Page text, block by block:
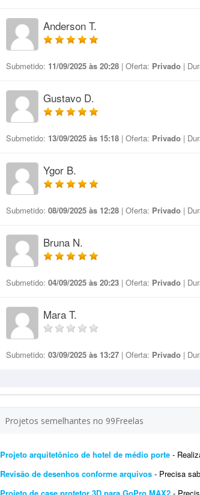
Anderson T.
Submetido: 11/09/2025 às 20:28 | Oferta: Privado |
Gustavo D.
Submetido: 13/09/2025 às 15:18 | Oferta: Privado |
Ygor B.
Submetido: 08/09/2025 às 12:28 | Oferta: Privado |
Bruna N.
Submetido: 04/09/2025 às 20:23 | Oferta: Privado |
Mara T.
Submetido: 03/09/2025 às 13:27 | Oferta: Privado |
Projetos semelhantes no 99Freelas
Projeto arquitetônico de hotel de médio porte - Realizar
Revisão de desenhos conforme arquivos - Precisa saber